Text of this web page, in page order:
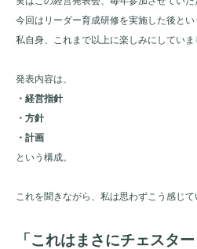
今回はリーダー育成研修を実施した後とい
私自身、これまで以上に楽しみにしていま
発表内容は、
・経営指針
・方針
・計画
という構成。
これを聞きながら、私は思わずこう感じて
「これはまさにチェスタ